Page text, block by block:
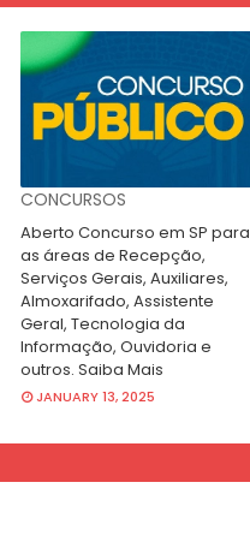
CONCURSOS
Aberto Concurso em SP para
as áreas de Recepção,
Serviços Gerais, Auxiliares,
Almoxarifado, Assistente
Geral, Tecnologia da
Informação, Ouvidoria e
outros. Saiba Mais
JANUARY 13, 2025